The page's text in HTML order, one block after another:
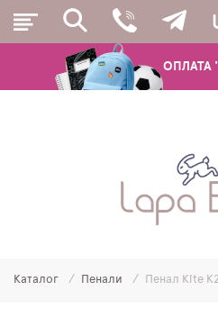
ОПЛАТА
ШКІЛЬНІ РЮКЗАКИ ТА РАНЦІ
МОЛОДІЖНІ РЮКЗАКИ
Каталог Пенали Пенал Kite